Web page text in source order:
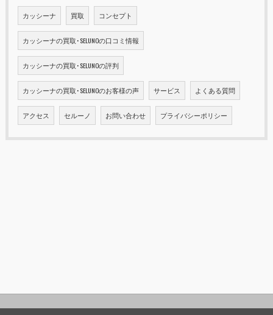
カッシーナ 買取 コンセプト
カッシーナの買取･SELUNOの口コミ情報
カッシーナの買取･SELUNOの評判
カッシーナの買取･SELUNOのお客様の声 サービス よくある質問
アクセス セルーノ お問い合わせ プライバシーポリシー